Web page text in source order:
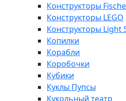
Конструкторы
Конструкторы LEGO
Конструкторы Light
Копилки
Корабли
Коробочки
Кубики
Куклы Пупсы
Кукольный театр